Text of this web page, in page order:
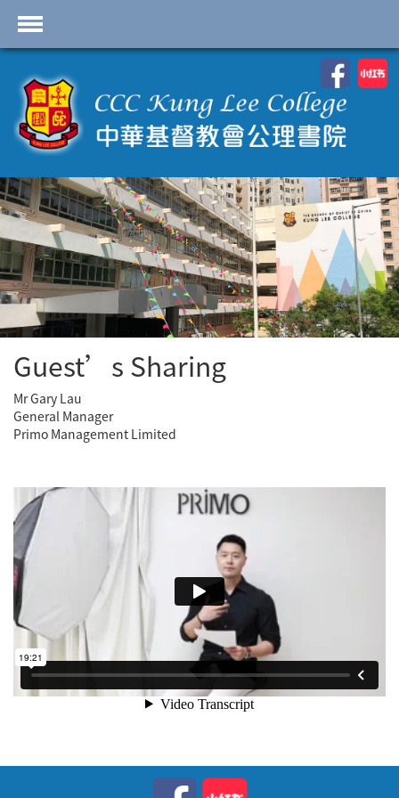
首頁
學校資料
課程概覽
學生園地
入學申請
學生支援
Highlights
聯絡我們
2026-2027 劍橋國際 A
Level
Guest’s Sharing
Mr Gary Lau
General Manager
Primo Management Limited